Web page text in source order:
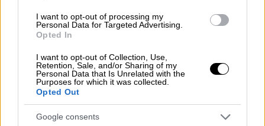
I want to opt-out of processing my
Personal Data for Targeted Advertising.
Opted In
I want to opt-out of Collection, Use,
Retention, Sale, and/or Sharing of my
Personal Data that Is Unrelated with the
Purposes for which it was collected.
Opted Out
Google consents
στο κόστος παραγωγής.